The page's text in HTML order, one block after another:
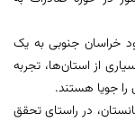
خراسان جنوبی به یک
از استان‌ها، تجربه
جویا هستند.
در راستای تحقق